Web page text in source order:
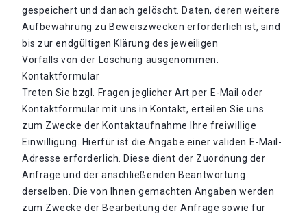
gespeichert und danach gelöscht. Daten, deren weitere
Aufbewahrung zu Beweiszwecken erforderlich ist, sind
bis zur endgültigen Klärung des jeweiligen
Vorfalls von der Löschung ausgenommen.
Kontaktformular
Treten Sie bzgl. Fragen jeglicher Art per E-Mail oder
Kontaktformular mit uns in Kontakt, erteilen Sie uns
zum Zwecke der Kontaktaufnahme Ihre freiwillige
Einwilligung. Hierfür ist die Angabe einer validen E-Mail-
Adresse erforderlich. Diese dient der Zuordnung der
Anfrage und der anschließenden Beantwortung
derselben. Die von Ihnen gemachten Angaben werden
zum Zwecke der Bearbeitung der Anfrage sowie für